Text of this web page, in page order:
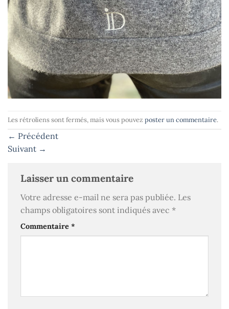
Les rétroliens sont fermés, mais vous pouvez poster un commentaire.
← Précédent
Suivant →
Laisser un commentaire
Votre adresse e-mail ne sera pas publiée. Les
champs obligatoires sont indiqués avec *
Commentaire *